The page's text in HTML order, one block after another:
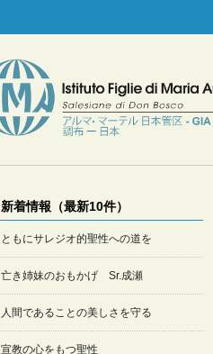
新着情報（最新10件）
ともにサレジオ的聖性への道を
亡き姉妹のおもかげ Sr.成瀬
人間であることの美しさを守る
宣教の心をもつ聖性